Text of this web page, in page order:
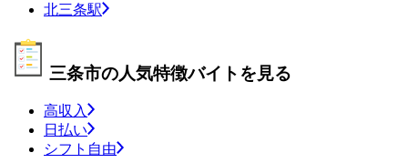
北三条駅
三条市の人気特徴バイトを見る
高収入
日払い
シフト自由